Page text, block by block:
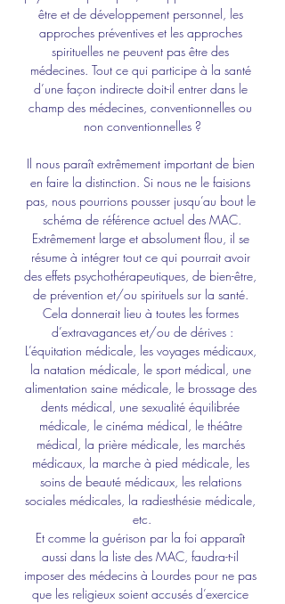
être et de développement personnel, les
approches préventives et les approches
spirituelles ne peuvent pas être des
médecines. Tout ce qui participe à la santé
d’une façon indirecte doit-il entrer dans le
champ des médecines, conventionnelles ou
non conventionnelles ?
Il nous paraît extrêmement important de bien
en faire la distinction. Si nous ne le faisions
pas, nous pourrions pousser jusqu’au bout le
schéma de référence actuel des MAC.
Extrêmement large et absolument flou, il se
résume à intégrer tout ce qui pourrait avoir
des effets psychothérapeutiques, de bien-être,
de prévention et/ou spirituels sur la santé.
Cela donnerait lieu à toutes les formes
d’extravagances et/ou de dérives :
L’équitation médicale, les voyages médicaux,
la natation médicale, le sport médical, une
alimentation saine médicale, le brossage des
dents médical, une sexualité équilibrée
médicale, le cinéma médical, le théâtre
médical, la prière médicale, les marchés
médicaux, la marche à pied médicale, les
soins de beauté médicaux, les relations
sociales médicales, la radiesthésie médicale,
etc.
Et comme la guérison par la foi apparaît
aussi dans la liste des MAC, faudra-t-il
imposer des médecins à Lourdes pour ne pas
que les religieux soient accusés d’exercice